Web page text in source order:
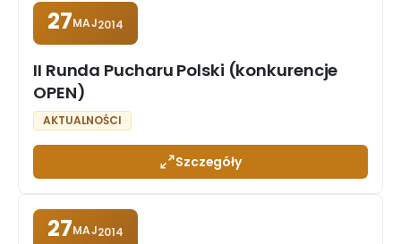
27MAJ2014
II Runda Pucharu Polski (konkurencje
OPEN)
AKTUALNOŚCI
Szczegóły
27MAJ2014